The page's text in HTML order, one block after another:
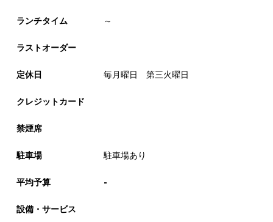
ランチタイム ～
ラストオーダー
定休日 毎月曜日 第三火曜日
クレジットカード
禁煙席
駐車場 駐車場あり
平均予算 -
設備・サービス